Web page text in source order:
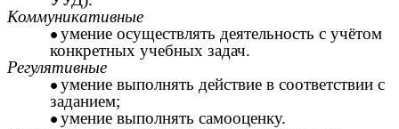
Коммуникативные
умение осуществлять деятельность с учётом
конкретных учебных задач.
Регулятивные
умение выполнять действие в соответствии с
заданием;
умение выполнять самооценку.